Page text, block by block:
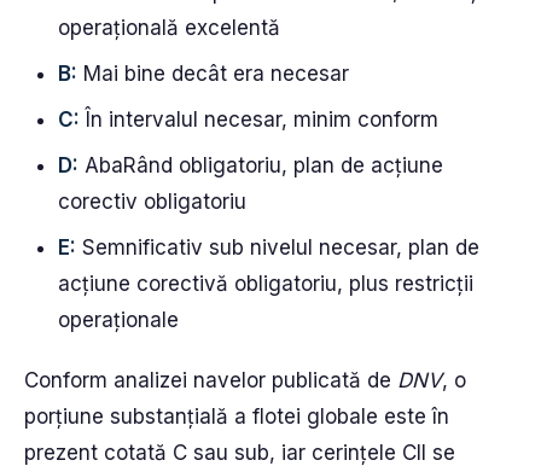
operațională excelentă
B: Mai bine decât era necesar
C: În intervalul necesar, minim conform
D: AbaRând obligatoriu, plan de acțiune
corectiv obligatoriu
E: Semnificativ sub nivelul necesar, plan de
acțiune corectivă obligatoriu, plus restricții
operaționale
Conform analizei navelor publicată de DNV, o
porțiune substanțială a flotei globale este în
prezent cotată C sau sub, iar cerințele CII se